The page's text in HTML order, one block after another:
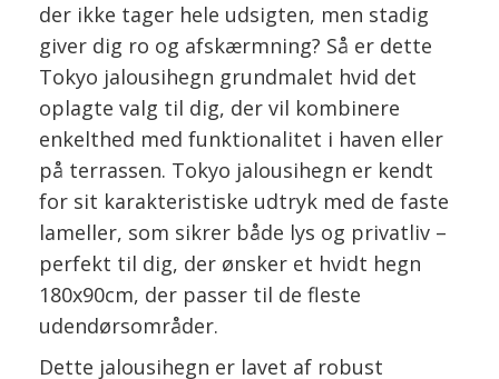
der ikke tager hele udsigten, men stadig
giver dig ro og afskærmning? Så er dette
Tokyo jalousihegn grundmalet hvid det
oplagte valg til dig, der vil kombinere
enkelthed med funktionalitet i haven eller
på terrassen. Tokyo jalousihegn er kendt
for sit karakteristiske udtryk med de faste
lameller, som sikrer både lys og privatliv –
perfekt til dig, der ønsker et hvidt hegn
180x90cm, der passer til de fleste
udendørsområder.
Dette jalousihegn er lavet af robust